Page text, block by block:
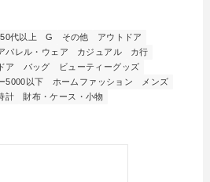
50代以上 G その他
アウトドア
パレル・ウェア カジュアル
カ行
ア バッグ
ビューティーグッズ
5000以下 ホームファッション
メンズ
計
財布・ケース・小物